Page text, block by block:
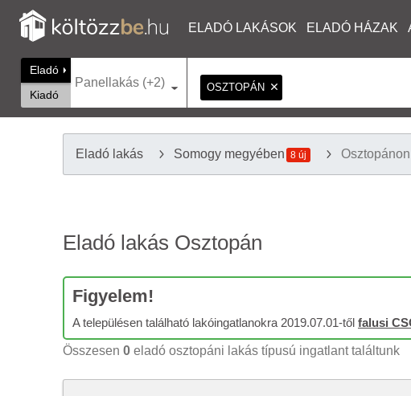
ELADÓ LAKÁSOK ELADÓ HÁZAK
Eladó
Kiadó
Panellakás (+2) OSZTOPÁN
Eladó lakás Somogy megyében 8 új Osztopánon
Eladó lakás Osztopán
Figyelem!
A településen található lakóingatlanokra 2019.07.01-től falusi
Összesen 0 eladó osztopáni lakás típusú ingatlant találtunk